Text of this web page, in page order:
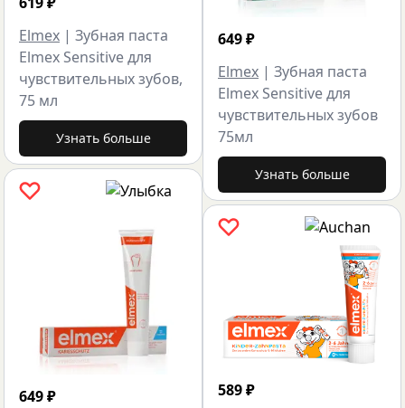
Elmex | Зубная паста
Elmex Sensitive для
чувствительных зубов,
75 мл
Узнать больше
649₽
649₽
Elmex | Зубная паста
Elmex Sensitive для
чувствительных зубов
75мл
Узнать больше
589₽